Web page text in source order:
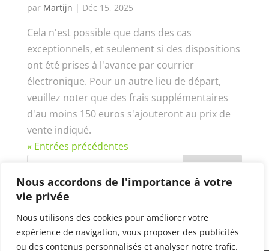
Nous accordons de l'importance à votre
vie privée
Nous utilisons des cookies pour améliorer votre
expérience de navigation, vous proposer des publicités
ou des contenus personnalisés et analyser notre trafic.
par Martijn | Déc 15, 2025
Cela n'est possible que dans des cas
exceptionnels, et seulement si des dispositions
ont été prises à l'avance par courrier
électronique. Pour un autre lieu de départ,
veuillez noter que des frais supplémentaires
d'au moins 150 euros s'ajouteront au prix de
vente indiqué.
« Entrées précédentes
Commentaires récents